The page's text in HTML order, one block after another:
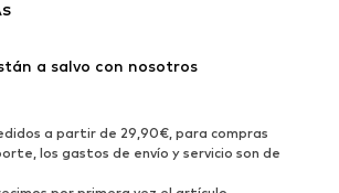
a salvo con nosotros
a partir de 29,90€, para compras
los gastos de envío y servicio son de